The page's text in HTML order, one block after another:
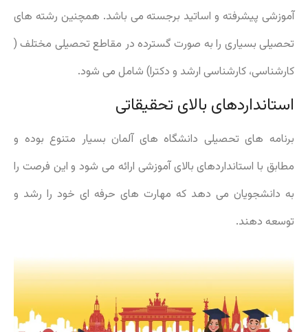
آموزشی پیشرفته و اساتید برجسته می باشد. همچنین رشته های
تحصیلی بسیاری را به صورت گسترده در مقاطع تحصیلی مختلف (
کارشناسی، کارشناسی ارشد و دکترا) شامل می شود.
استانداردهای بالای تحقیقاتی
برنامه های تحصیلی دانشگاه های آلمان بسیار متنوع بوده و
مطابق با استانداردهای بالای آموزشی ارائه می شود و این فرصت را
به دانشجویان می دهد که مهارت های حرفه ای خود را رشد و
توسعه دهند.